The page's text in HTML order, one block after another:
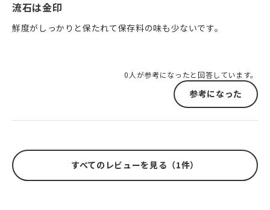
流石は金印
鮮度がしっかりと保たれて保存料の味も少ないです。
0人が参考になったと回答しています。
参考になった
すべてのレビューを見る（1件）